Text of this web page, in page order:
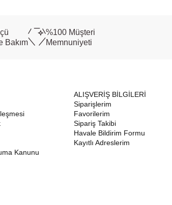
Bakım
%100 Müşteri
Memnuniyeti
Kanunu
ALIŞVERİŞ BİLGİLERİ
Siparişlerim
Favorilerim
Sipariş Takibi
Havale Bildirim Formu
Kayıtlı Adreslerim